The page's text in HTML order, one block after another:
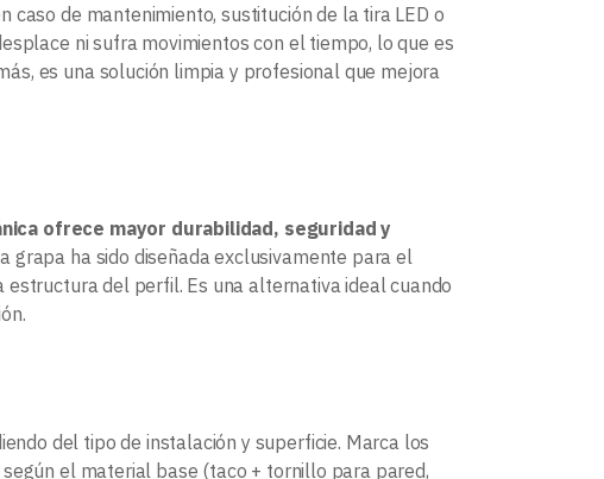
de mantenimiento, sustitución de la tira LED o
ni sufra movimientos con el tiempo, lo que es
es una solución limpia y profesional que mejora
ofrece mayor durabilidad, seguridad y
grapa ha sido diseñada exclusivamente para el
del perfil. Es una alternativa ideal cuando
del tipo de instalación y superficie. Marca los
el material base (taco + tornillo para pared,